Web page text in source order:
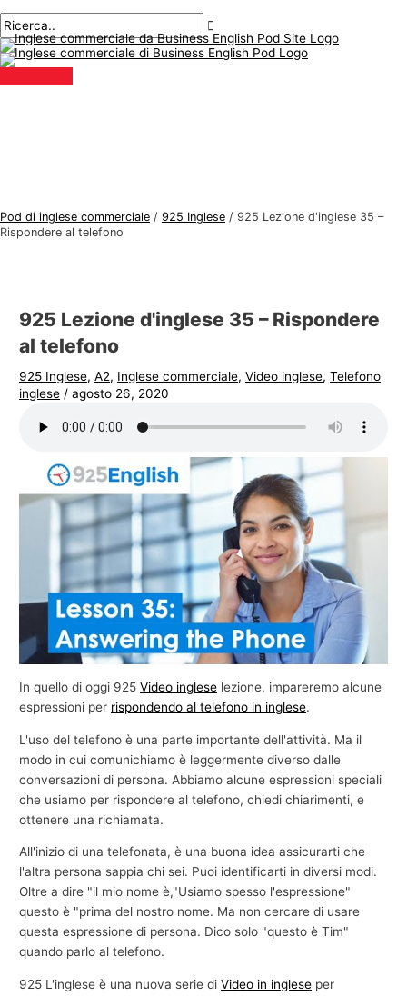
al
contenuto
principale
Pod di inglese commerciale / 925 Inglese / 925 Lezione d'inglese 35 –
Rispondere al telefono
925 Lezione d'inglese 35 – Rispondere
al telefono
925 Inglese,A2, Inglese commerciale,Video inglese,Telefono
inglese /agosto 26, 2020
In quello di oggi 925Video inglese lezione, impareremo alcune
espressioni per rispondendo al telefono in inglese.
L'uso del telefono è una parte importante dell'attività. Ma il
modo in cui comunichiamo è leggermente diverso dalle
conversazioni di persona. Abbiamo alcune espressioni speciali
che usiamo per rispondere al telefono, chiedi chiarimenti, e
ottenere una richiamata.
All'inizio di una telefonata, è una buona idea assicurarti che
l'altra persona sappia chi sei. Puoi identificarti in diversi modi.
Oltre a dire "il mio nome è,"Usiamo spesso l'espressione"
questo è "prima del nostro nome. Ma non cercare di usare
questa espressione di persona. Dico solo "questo è Tim"
quando parlo al telefono.
925 L'inglese è una nuova serie diVideo in inglese per
navigazione
qui..
mail*
A
r
g
o
d
g
l
e
s
m
c
a
C
e
r
c